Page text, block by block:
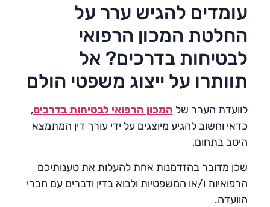
עומדים להגיש ערר על
החלטת המכון הרפואי
לבטיחות בדרכים? אל
תוותרו על ייצוג משפטי הולם
לוועדת הערר של המכון הרפואי לבטיחות בדרכים,
כדאי וחשוב להגיע מיוצגים על ידי עורך דין המתמצא
היטב בתחום,
שכן מדובר בהזדמנות אחת להעלות את טענותיכם
הרפואיות ו/או המשפטיות ולבוא בדין ודברים עם חברי
הוועדה.